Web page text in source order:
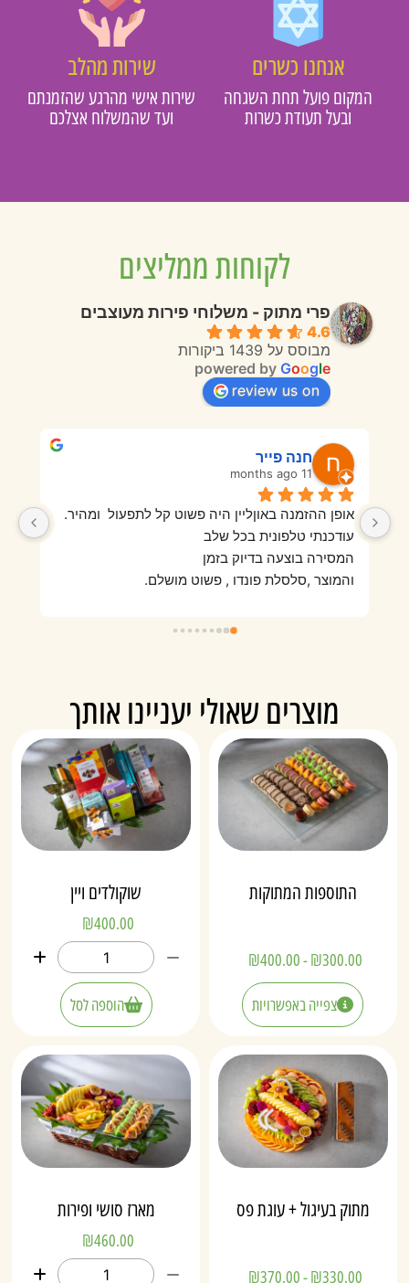
אנחנו כשרים
המקום פועל תחת השגחה
ובעל תעודת כשרות
שירות מהלב
שירות אישי מהרגע שהזמנתם
ועד שהמשלוח אצלכם
לקוחות ממליצים
פרי מתוק - משלוחי פירות מעוצבים
4.6
מבוסס על 1439 ביקורות
powered byGoogle
review us on
חנה פייר
11 months ago
אופן ההזמנה באוןליין היה פשוט קל לתפעול  ומהיר.
עודכנתי טלפונית בכל שלב
המסירה בוצעה בדיוק בזמן
והמוצר ,סלסלת פונדו , פשוט מושלם.
מוצרים שאולי יעניינו אותך
התוספות המתוקות
₪300.00
-
₪400.00
צפייה באפשרויות
שוקולדים ויין
₪400.00
הוספה לסל
מתוק בעיגול + עוגת פס
₪330.00
-
₪370.00
מארז סושי ופירות
₪460.00